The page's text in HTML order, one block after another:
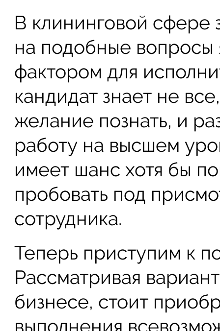
В клининговой сфере
на подобные вопросы
фактором для
кандидат знает не
желание познать, и
работу на высшем
имеет шанс хотя бы
пробовать под
сотрудника.
Теперь приступим к
Рассматривая
бизнесе, стоит
выполнения